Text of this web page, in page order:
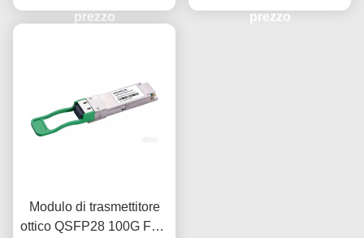
prezzo prezzo
Modulo di trasmettitore
ottico QSFP28 100G FR1